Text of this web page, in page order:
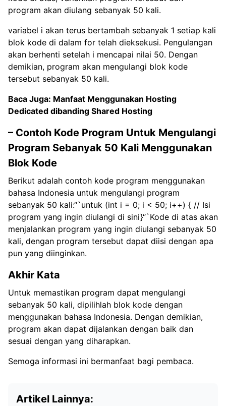
program akan diulang sebanyak 50 kali.
variabel i akan terus bertambah sebanyak 1 setiap kali
blok kode di dalam for telah dieksekusi. Pengulangan
akan berhenti setelah i mencapai nilai 50. Dengan
demikian, program akan mengulangi blok kode
tersebut sebanyak 50 kali.
Baca Juga: Manfaat Menggunakan Hosting
Dedicated dibanding Shared Hosting
– Contoh Kode Program Untuk Mengulangi
Program Sebanyak 50 Kali Menggunakan
Blok Kode
Berikut adalah contoh kode program menggunakan
bahasa Indonesia untuk mengulangi program
sebanyak 50 kali:“`untuk (int i = 0; i < 50; i++) { // Isi
program yang ingin diulangi di sini}“`Kode di atas akan
menjalankan program yang ingin diulangi sebanyak 50
kali, dengan program tersebut dapat diisi dengan apa
pun yang diinginkan.
Akhir Kata
Untuk memastikan program dapat mengulangi
sebanyak 50 kali, dipilihlah blok kode dengan
menggunakan bahasa Indonesia. Dengan demikian,
program akan dapat dijalankan dengan baik dan
sesuai dengan yang diharapkan.
Semoga informasi ini bermanfaat bagi pembaca.
Artikel Lainnya: